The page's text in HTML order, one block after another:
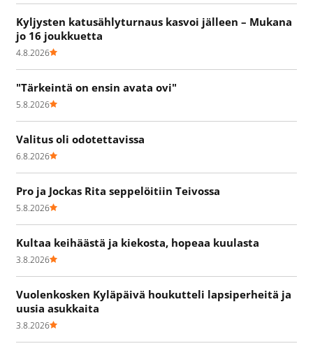
Kyljysten katusählyturnaus kasvoi jälleen – Mukana
jo 16 joukkuetta
4.8.2026
"Tärkeintä on ensin avata ovi"
5.8.2026
Valitus oli odotettavissa
6.8.2026
Pro ja Jockas Rita seppelöitiin Teivossa
5.8.2026
Kultaa keihäästä ja kiekosta, hopeaa kuulasta
3.8.2026
Vuolenkosken Kyläpäivä houkutteli lapsiperheitä ja
uusia asukkaita
3.8.2026